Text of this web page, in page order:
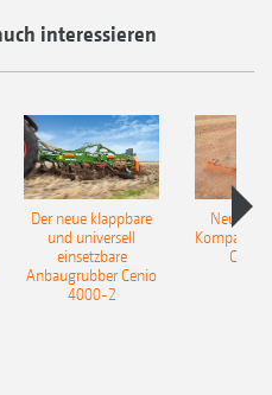
interessieren
Der neue klappbare
und universell
einsetzbare
Anbaugrubber Cenio
4000-2
Neue